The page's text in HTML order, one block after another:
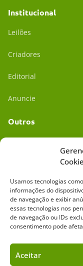
Usamos tecnologias
informações do
de navegação e exibir
essas tecnologias nos
de navegação ou IDs
consentimento pode
Aceitar
Institucional
Leilões
Criadores
Editorial
Anuncie
Outros
Mídia Kit